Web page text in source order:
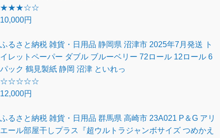
★★★☆☆
10,000円
ふるさと納税 雑貨・日用品 静岡県 沼津市 2025年7月発送 ト
イレットペーパー ダブル ブルーベリー 72ロール 12ロール 6
パック 鶴見製紙 静岡 沼津 といれっ
☆☆☆☆☆
12,000円
ふるさと納税 雑貨・日用品 群馬県 高崎市 23A021 P＆G アリ
エール部屋干しプラス『超ウルトラジャンボサイズ つめかえ